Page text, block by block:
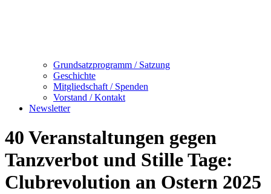
Grundsatzprogramm / Satzung
Geschichte
Mitgliedschaft / Spenden
Vorstand / Kontakt
Newsletter
40 Veranstaltungen gegen
Tanzverbot und Stille Tage:
Clubrevolution an Ostern 2025